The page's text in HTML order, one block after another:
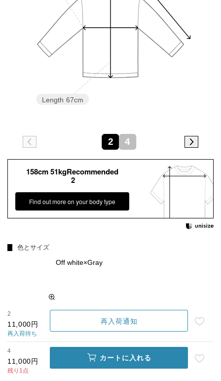
Length 67cm
2 4
158cm 51kgRecommended
2
Find out more on your body type
色とサイズ
Off white×Gray
2
11,000円
再入荷待ち
再入荷通知
4
11,000円
残り1点
カートに入れる